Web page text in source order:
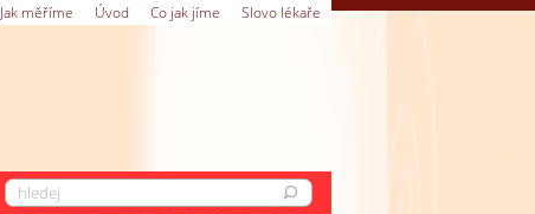
Jak měříme Úvod Co jak jíme Slovo lékaře